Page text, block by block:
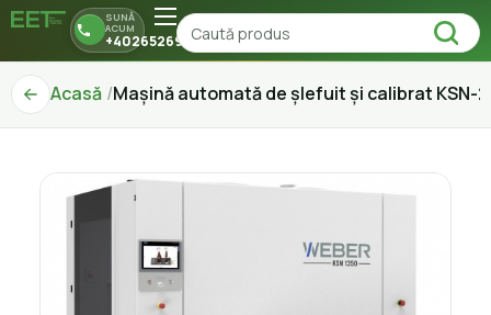
SUNĂ
ACUM
+40265269150
Acasă Mașină automată de șlefuit și calibrat KSN-